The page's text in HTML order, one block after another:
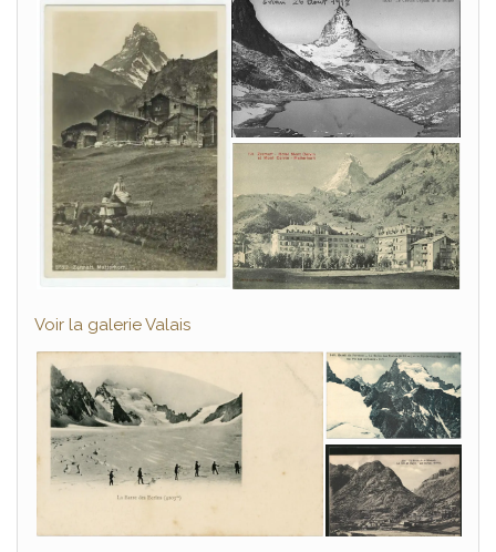
Voir la galerie Valais